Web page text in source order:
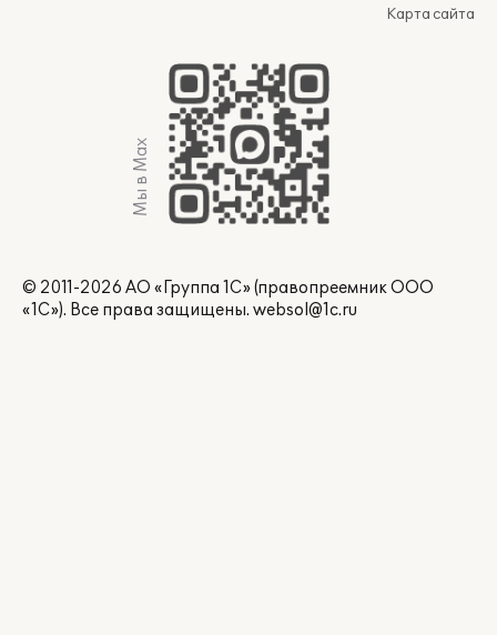
Карта сайта
Мы в Max
© 2011-2026 АО «Группа 1С» (правопреемник ООО
«1С»). Все права защищены. websol@1c.ru